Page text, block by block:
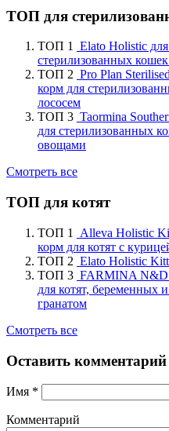
ТОП для
ТОП 1 Elato Holistic
стерилизованных
ТОП 2 Pro Plan
корм для
лососем
ТОП 3 Taormina
для стерилизованных
овощами
Смотреть все
ТОП для котят
ТОП 1
Alleva Holistic
корм для котят с
ТОП 2 Elato Holistic
ТОП 3 FARMINA N&D
для котят, беременных
гранатом
Смотреть все
Оставить комментарий
Имя *
Комментарий